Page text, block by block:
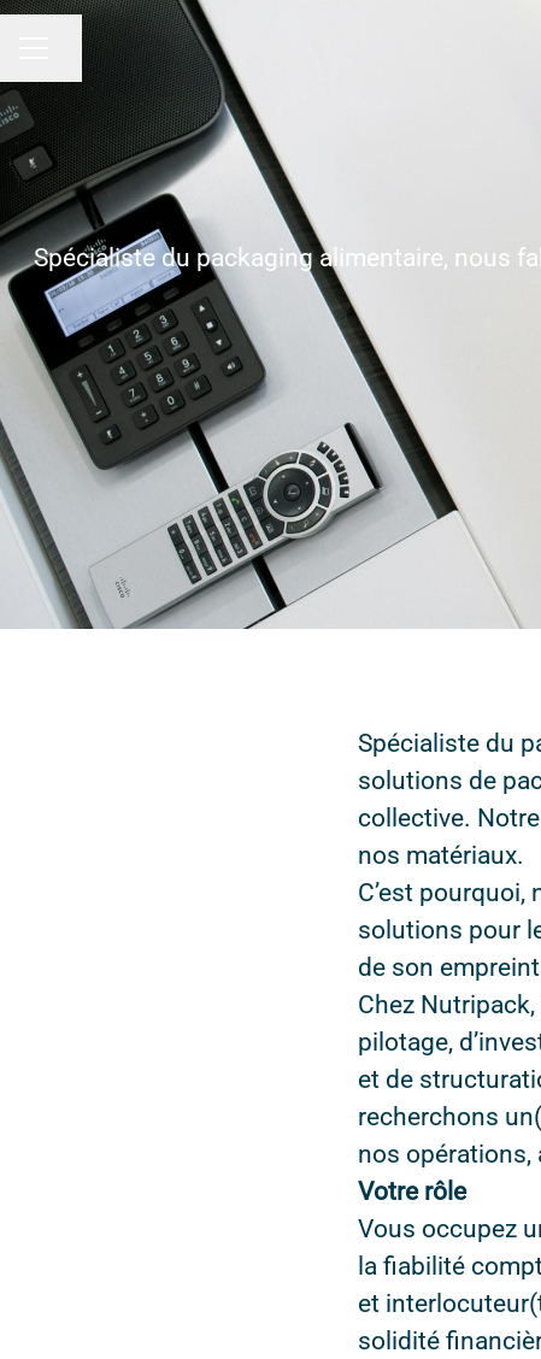
MENU CARRIÈRE
Partager la page
Spécialiste du packaging alimentaire, nous
Spécialiste du
solutions de
collective.
nos matériaux.
C’est
solutions pour
de son
Chez Nutripack,
pilotage,
et de
recherchons
nos opérations,
Votre rôle
Vous occupez
la fiabilité
et
solidité